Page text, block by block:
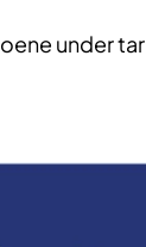
under tar